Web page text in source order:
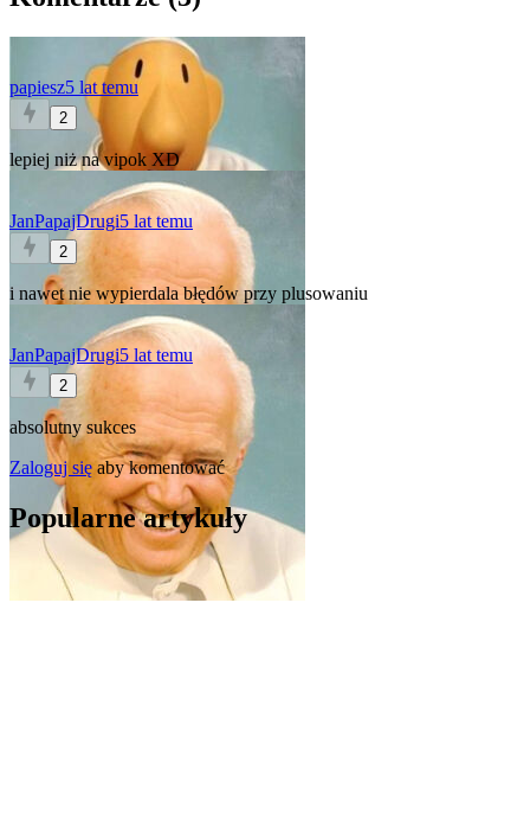
papiesz5 lat temu
2
lepiej niż na vipok XD
JanPapajDrugi5 lat temu
2
i nawet nie wypierdala błędów przy plusowaniu
JanPapajDrugi5 lat temu
2
absolutny sukces
Zaloguj sięaby komentować
Popularne artykuły